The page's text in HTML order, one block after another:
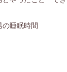
の睡眠時間